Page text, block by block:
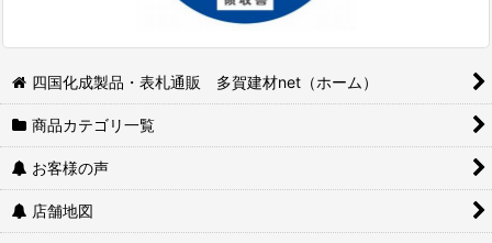
四国化成製品・表札通販 多賀建材net（ホーム）
商品カテゴリ一覧
お客様の声
店舗地図